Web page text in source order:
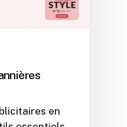
en